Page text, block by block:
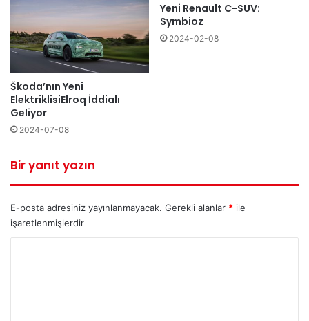
Škoda’nın Yeni
ElektriklisiElroq İddialı
Geliyor
2024-07-08
Yeni Renault C-SUV:
Symbioz
2024-02-08
Bir yanıt yazın
E-posta adresiniz yayınlanmayacak. Gerekli alanlar * ile
işaretlenmişlerdir